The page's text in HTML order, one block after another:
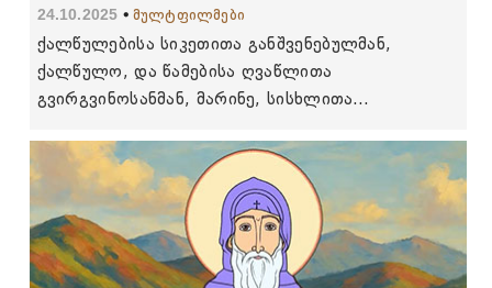
24.10.2025 მულტფილმები
ქალწულებისა სიკეთითა განშვენებულმან,
ქალწულო, და წამებისა ღვაწლითა
გვირგვინოსანმან, მარინე, სისხლითა
საკვირველებითა განბრწყინვებულმან, კეთილ-
მსახურებით მიითვალენ, მოწამეო, ძლევისა ნიჭნი
ღვაწლთა შენისათანი